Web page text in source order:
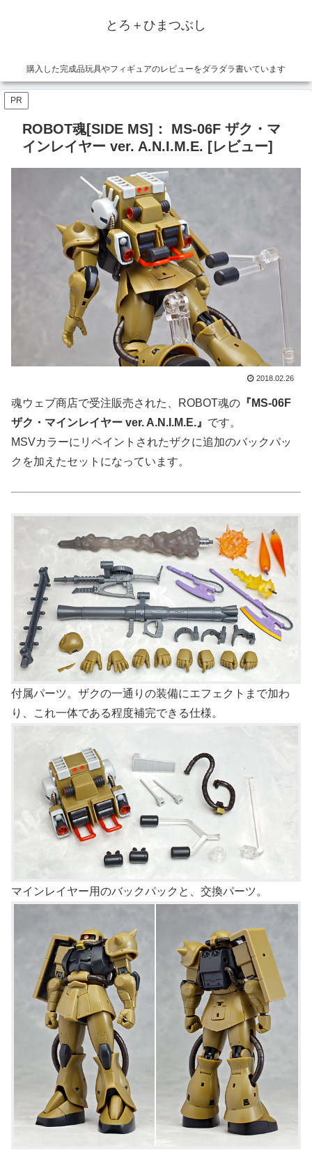
とろ＋ひまつぶし
購入した完成品玩具やフィギュアのレビューをダラダラ書いています
PR
ROBOT魂[SIDE MS]： MS-06F ザク・マ
インレイヤー ver. A.N.I.M.E. [レビュー]
2018.02.26
魂ウェブ商店で受注販売された、ROBOT魂の 『MS-06F
ザク・マインレイヤー ver. A.N.I.M.E.』 です。
MSVカラーにリペイントされたザクに追加のバックパッ
クを加えたセットになっています。
付属パーツ。ザクの一通りの装備にエフェクトまで加わ
り、これ一体である程度補完できる仕様。
マインレイヤー用のバックパックと、交換パーツ。